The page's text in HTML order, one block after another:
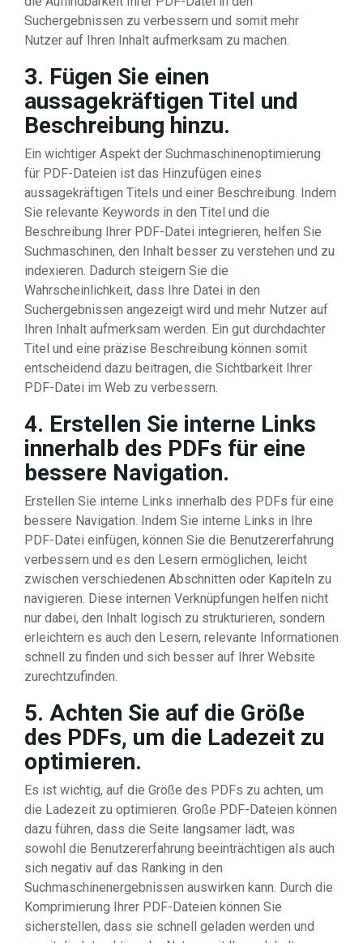
Suchergebnissen zu verbessern und somit mehr
Nutzer auf Ihren Inhalt aufmerksam zu machen.
3. Fügen Sie einen
aussagekräftigen Titel und
Beschreibung hinzu.
Ein wichtiger Aspekt der Suchmaschinenoptimierung
für PDF-Dateien ist das Hinzufügen eines
aussagekräftigen Titels und einer Beschreibung. Indem
Sie relevante Keywords in den Titel und die
Beschreibung Ihrer PDF-Datei integrieren, helfen Sie
Suchmaschinen, den Inhalt besser zu verstehen und zu
indexieren. Dadurch steigern Sie die
Wahrscheinlichkeit, dass Ihre Datei in den
Suchergebnissen angezeigt wird und mehr Nutzer auf
Ihren Inhalt aufmerksam werden. Ein gut durchdachter
Titel und eine präzise Beschreibung können somit
entscheidend dazu beitragen, die Sichtbarkeit Ihrer
PDF-Datei im Web zu verbessern.
4. Erstellen Sie interne Links
innerhalb des PDFs für eine
bessere Navigation.
Erstellen Sie interne Links innerhalb des PDFs für eine
bessere Navigation. Indem Sie interne Links in Ihre
PDF-Datei einfügen, können Sie die Benutzererfahrung
verbessern und es den Lesern ermöglichen, leicht
zwischen verschiedenen Abschnitten oder Kapiteln zu
navigieren. Diese internen Verknüpfungen helfen nicht
nur dabei, den Inhalt logisch zu strukturieren, sondern
erleichtern es auch den Lesern, relevante Informationen
schnell zu finden und sich besser auf Ihrer Website
zurechtzufinden.
5. Achten Sie auf die Größe
des PDFs, um die Ladezeit zu
optimieren.
Es ist wichtig, auf die Größe des PDFs zu achten, um
die Ladezeit zu optimieren. Große PDF-Dateien können
dazu führen, dass die Seite langsamer lädt, was
sowohl die Benutzererfahrung beeinträchtigen als auch
sich negativ auf das Ranking in den
Suchmaschinenergebnissen auswirken kann. Durch die
Komprimierung Ihrer PDF-Dateien können Sie
sicherstellen, dass sie schnell geladen werden und